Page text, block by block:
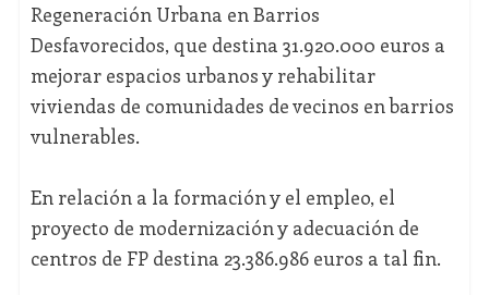
Regeneración Urbana en Barrios
Desfavorecidos, que destina 31.920.000 euros a
mejorar espacios urbanos y rehabilitar
viviendas de comunidades de vecinos en barrios
vulnerables.
En relación a la formación y el empleo, el
proyecto de modernización y adecuación de
centros de FP destina 23.386.986 euros a tal fin.